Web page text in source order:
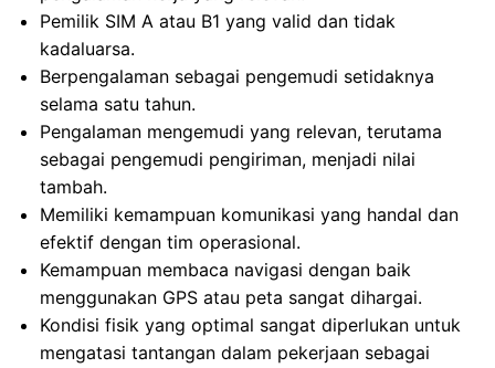
Pemilik SIM A atau B1 yang valid dan tidak
kadaluarsa.
Berpengalaman sebagai pengemudi setidaknya
selama satu tahun.
Pengalaman mengemudi yang relevan, terutama
sebagai pengemudi pengiriman, menjadi nilai
tambah.
Memiliki kemampuan komunikasi yang handal dan
efektif dengan tim operasional.
Kemampuan membaca navigasi dengan baik
menggunakan GPS atau peta sangat dihargai.
Kondisi fisik yang optimal sangat diperlukan untuk
mengatasi tantangan dalam pekerjaan sebagai